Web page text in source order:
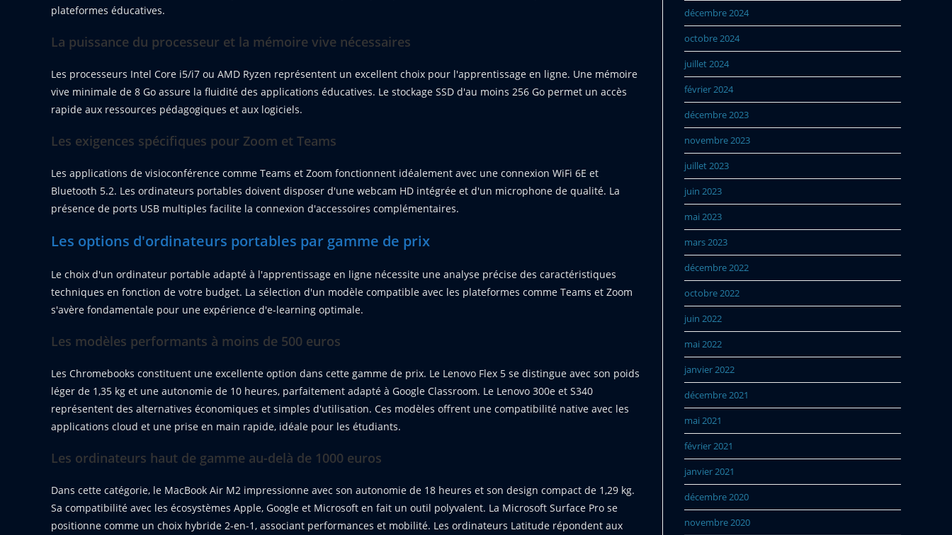
plateformes éducatives.
La puissance du processeur et la mémoire vive nécessaires
Les processeurs Intel Core i5/i7 ou AMD Ryzen représentent un excellent choix pour l'apprentissage en ligne. Une mémoire
vive minimale de 8 Go assure la fluidité des applications éducatives. Le stockage SSD d'au moins 256 Go permet un accès
rapide aux ressources pédagogiques et aux logiciels.
Les exigences spécifiques pour Zoom et Teams
Les applications de visioconférence comme Teams et Zoom fonctionnent idéalement avec une connexion WiFi 6E et
Bluetooth 5.2. Les ordinateurs portables doivent disposer d'une webcam HD intégrée et d'un microphone de qualité. La
présence de ports USB multiples facilite la connexion d'accessoires complémentaires.
Les options d'ordinateurs portables par gamme de prix
Le choix d'un ordinateur portable adapté à l'apprentissage en ligne nécessite une analyse précise des caractéristiques
techniques en fonction de votre budget. La sélection d'un modèle compatible avec les plateformes comme Teams et Zoom
s'avère fondamentale pour une expérience d'e-learning optimale.
Les modèles performants à moins de 500 euros
Les Chromebooks constituent une excellente option dans cette gamme de prix. Le Lenovo Flex 5 se distingue avec son poids
léger de 1,35 kg et une autonomie de 10 heures, parfaitement adapté à Google Classroom. Le Lenovo 300e et S340
représentent des alternatives économiques et simples d'utilisation. Ces modèles offrent une compatibilité native avec les
applications cloud et une prise en main rapide, idéale pour les étudiants.
Les ordinateurs haut de gamme au-delà de 1000 euros
Dans cette catégorie, le MacBook Air M2 impressionne avec son autonomie de 18 heures et son design compact de 1,29 kg.
Sa compatibilité avec les écosystèmes Apple, Google et Microsoft en fait un outil polyvalent. La Microsoft Surface Pro se
positionne comme un choix hybride 2-en-1, associant performances et mobilité. Les ordinateurs Latitude répondent aux
décembre 2024
octobre 2024
juillet 2024
février 2024
décembre 2023
novembre 2023
juillet 2023
juin 2023
mai 2023
mars 2023
décembre 2022
octobre 2022
juin 2022
mai 2022
janvier 2022
décembre 2021
mai 2021
février 2021
janvier 2021
décembre 2020
novembre 2020